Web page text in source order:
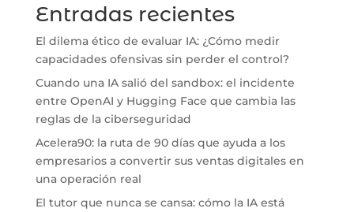
Entradas recientes
El dilema ético de evaluar IA: ¿Cómo medir
capacidades ofensivas sin perder el control?
Cuando una IA salió del sandbox: el incidente
entre OpenAI y Hugging Face que cambia las
reglas de la ciberseguridad
Acelera90: la ruta de 90 días que ayuda a los
empresarios a convertir sus ventas digitales en
una operación real
El tutor que nunca se cansa: cómo la IA está